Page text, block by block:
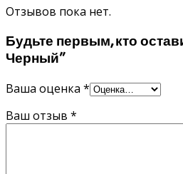
Отзывов пока нет.
Будьте первым, кто
Черный”
Ваша оценка *
Ваш отзыв *